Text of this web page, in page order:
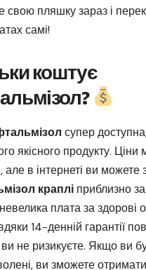
свою пляшку зараз і
самі!
коштує
супер
якісного продукту. Ціни
але в інтернеті ви можете
краплі приблизно
плата за здорові
14-денній гарантії
не ризикуєте. Якщо ви
ви зможете